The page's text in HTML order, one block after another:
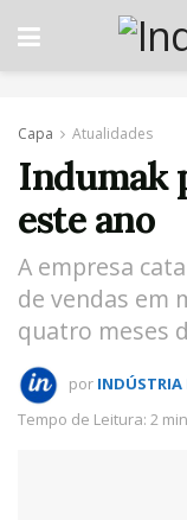
Capa Atualidades
Indumak
este ano
A empresa
de vendas em
quatro meses
por INDÚSTRIA
Tempo de Leitura: 2